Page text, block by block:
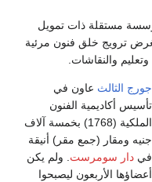
مؤسسة مستقلة ذات تمويل
ترويج خلق فنون مرئية
والنقاشات.
جورج الثالث عاون في
تأسيس أكاديمية الفنون
الملكية (1768) بخمسة آلاف
جنيه ومقار (جمع مقر) أنيقة
في دار سومرست . ولم يكن
أعضاؤها الأربعون ليصبحوا